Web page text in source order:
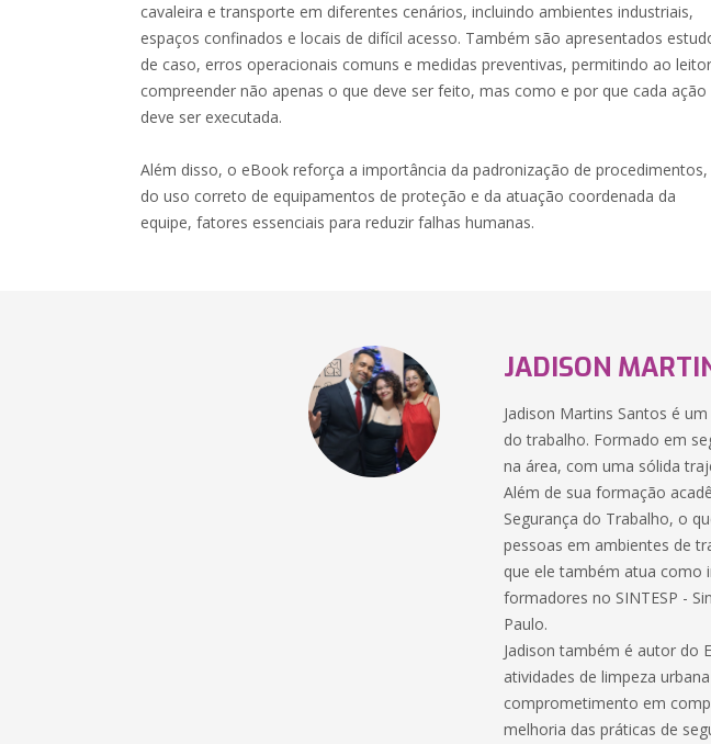
cavaleira e transporte em diferentes cenários, incluindo ambientes industriais,
espaços confinados e locais de difícil acesso. Também são apresentados
de caso, erros operacionais comuns e medidas preventivas, permitindo ao leitor
compreender não apenas o que deve ser feito, mas como e por que cada ação
deve ser executada.
Além disso, o eBook reforça a importância da padronização de procedimentos,
do uso correto de equipamentos de proteção e da atuação coordenada da
equipe, fatores essenciais para reduzir falhas humanas.
JADISON
Jadison Martins Santos é
do trabalho. Formado em
na área, com uma sólida
Além de sua formação
Segurança do Trabalho, o
pessoas em ambientes de
que ele também atua como
formadores no SINTESP -
Paulo.
Jadison também é autor do
atividades de limpeza
comprometimento em
melhoria das práticas de